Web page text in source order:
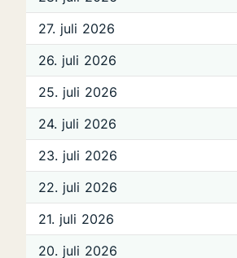
27. juli 2026
26. juli 2026
25. juli 2026
24. juli 2026
23. juli 2026
22. juli 2026
21. juli 2026
20. juli 2026